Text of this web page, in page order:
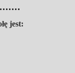
jest: